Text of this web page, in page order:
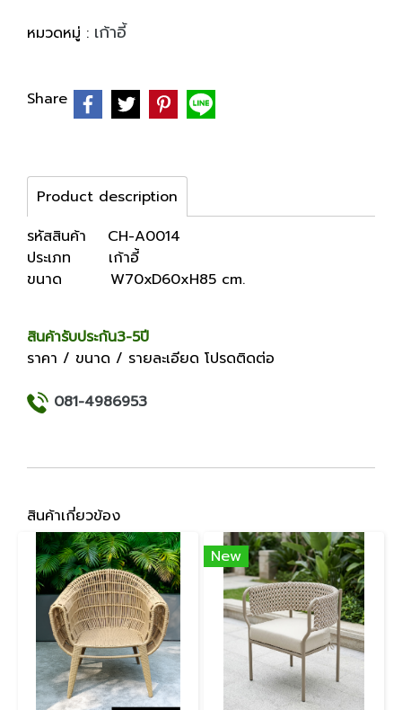
หมวดหมู่ : เก้าอี้
Share
Product description
รหัสสินค้า CH-A0014
ประเภท เก้าอี้
ขนาด W70xD60xH85 cm.
สินค้ารับประกัน3-5ปี
ราคา / ขนาด / รายละเอียด โปรดติดต่อ
081-4986953
สินค้าเกี่ยวข้อง
New